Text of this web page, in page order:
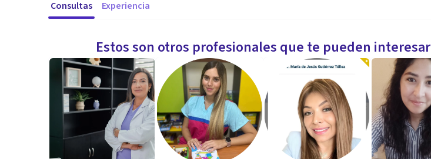
Consultas Experiencia
Estos son otros profesionales que te pueden interesar